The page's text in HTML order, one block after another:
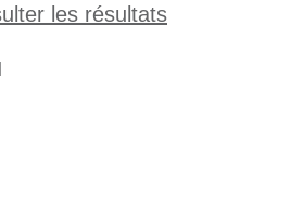
les résultats